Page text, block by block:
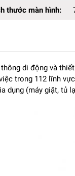
thước màn hình:
di động và
trong 112 lĩnh
(máy giặt, tủ